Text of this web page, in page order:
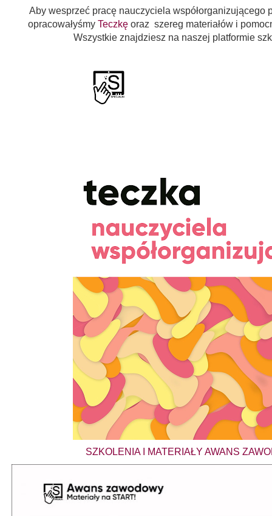
Aby wesprzeć pracę nauczyciela współorganizującego
opracowałyśmyTeczkę oraz szereg materiałów i
Wszystkie znajdziesz na naszej platformie
SZKOLENIA I MATERIAŁY AWANS